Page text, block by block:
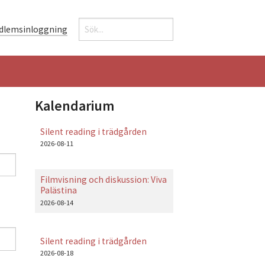
Sökformulär
Sök
Kalendarium
Silent reading i trädgården
2026-08-11
Filmvisning och diskussion: Viva
Palästina
2026-08-14
Silent reading i trädgården
2026-08-18